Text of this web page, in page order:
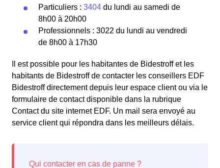
Particuliers : 3404 du lundi au samedi de
8h00 à 20h00
Professionnels : 3022 du lundi au vendredi
de 8h00 à 17h30
Il est possible pour les habitantes de Bidestroff et les
habitants de Bidestroff de contacter les conseillers EDF
Bidestroff directement depuis leur espace client ou via le
formulaire de contact disponible dans la rubrique
Contact du site internet EDF. Un mail sera envoyé au
service client qui répondra dans les meilleurs délais.